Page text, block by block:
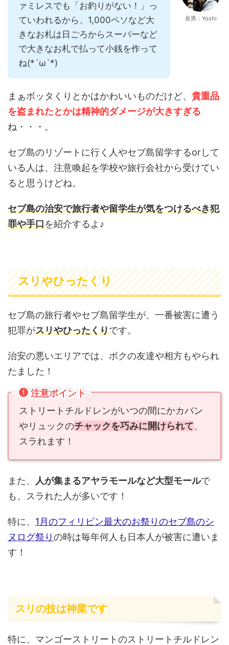
ァミレスでも「お釣りがない！」っ
ていわれるから、1,000ペソなど大
きなお札は日ごろからスーパーなど
で大きなお札で払って小銭を作って
ね(*´ω`*)
長男：Yoshi
まぁボッタくりとかはかわいいものだけど、 貴重品
を盗まれたとかは精神的ダメージが大きすぎる
ね・・・。
セブ島のリゾートに行く人やセブ島留学するorして
いる人は、注意喚起を学校や旅行会社から受けてい
ると思うけどね。
セブ島の治安で旅行者や留学生が気をつけるべき犯
罪や手口を紹介するよ♪
スリやひったくり
セブ島の旅行者やセブ島留学生が、一番被害に遭う
犯罪がスリやひったくりです。
治安の悪いエリアでは、ボクの友達や相方もやられ
たました！
注意ポイント
ストリートチルドレンがいつの間にかカバン
やリュックのチャックを巧みに開けられて、
スラれます！
また、 人が集まるアヤラモールなど大型モールで
も、スラれた人が多いです！
特に、 1月のフィリピン最大のお祭りのセブ島のシ
ヌログ祭りの時は毎年何人も日本人が被害に遭いま
す！
スリの技は神業です
特に、マンゴーストリートのストリートチルドレン